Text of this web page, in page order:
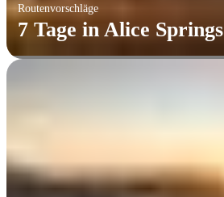
Routenvorschläge
7 Tage in Alice Springs